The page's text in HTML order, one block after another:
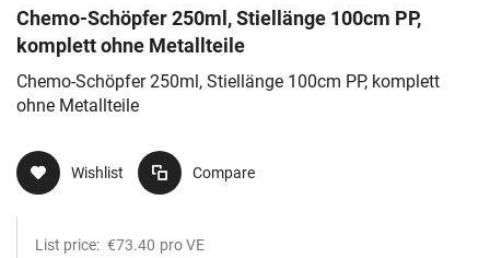
Chemo-Schöpfer 250ml, Stiellänge 100cm PP,
komplett ohne Metallteile
Chemo-Schöpfer 250ml, Stiellänge 100cm PP, komplett
ohne Metallteile
Wishlist Compare
List price: €73.40 pro VE